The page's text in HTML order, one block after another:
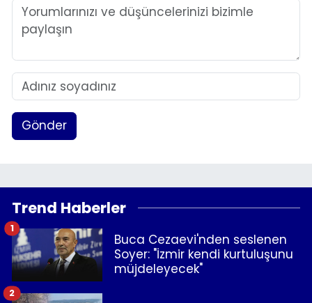
Gönder
Trend Haberler
Buca Cezaevi'nden seslenen
Soyer: "İzmir kendi kurtuluşunu
müjdeleyecek"
1
2
YEREL YÖNETİMLER
Yurt